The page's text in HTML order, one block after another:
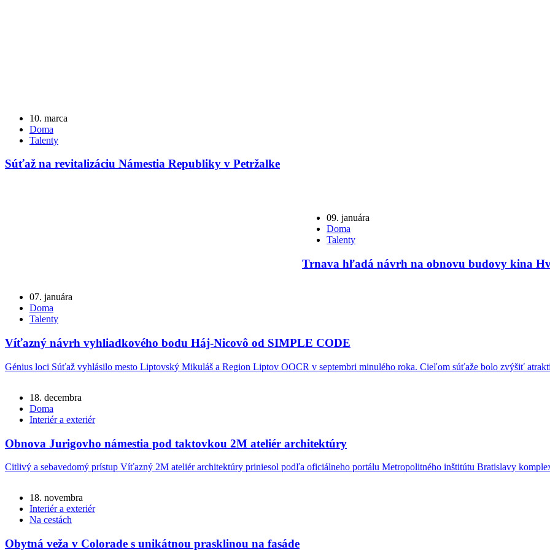
10. marca
Doma
Talenty
Súťaž na revitalizáciu Námestia Republiky v Petržalke
09. januára
Doma
Talenty
Trnava hľadá návrh na obnovu budovy kina
07. januára
Doma
Talenty
Víťazný návrh vyhliadkového bodu Háj-Nicovô od SIMPLE CODE
Génius loci Súťaž vyhlásilo mesto Liptovský Mikuláš a Region Liptov OOCR v septembri minulého roka. Cieľom súťaže bolo zvýšiť
18. decembra
Doma
Interiér a exteriér
Obnova Jurigovho námestia pod taktovkou 2M ateliér architektúry
Citlivý a sebavedomý prístup Víťazný 2M ateliér architektúry priniesol podľa oficiálneho portálu Metropolitného inštitútu Bratislavy
18. novembra
Interiér a exteriér
Na cestách
Obytná veža v Colorade s unikátnou prasklinou na fasáde